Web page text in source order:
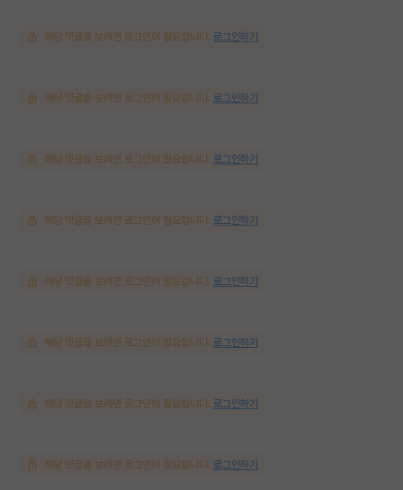
해당 댓글을 보려면 로그인이 필요합니다. 로그인하기
해당 댓글을 보려면 로그인이 필요합니다. 로그인하기
해당 댓글을 보려면 로그인이 필요합니다. 로그인하기
해당 댓글을 보려면 로그인이 필요합니다. 로그인하기
해당 댓글을 보려면 로그인이 필요합니다. 로그인하기
해당 댓글을 보려면 로그인이 필요합니다. 로그인하기
해당 댓글을 보려면 로그인이 필요합니다. 로그인하기
해당 댓글을 보려면 로그인이 필요합니다. 로그인하기